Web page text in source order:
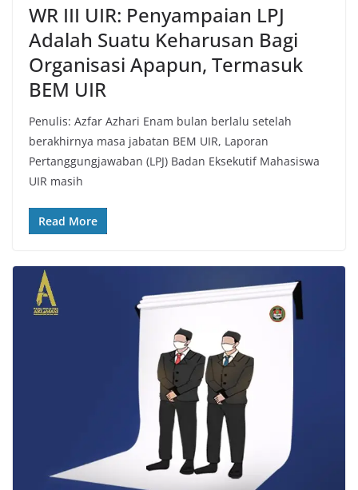
WR III UIR: Penyampaian LPJ
Adalah Suatu Keharusan Bagi
Organisasi Apapun, Termasuk
BEM UIR
Penulis: Azfar Azhari Enam bulan berlalu setelah
berakhirnya masa jabatan BEM UIR, Laporan
Pertanggungjawaban (LPJ) Badan Eksekutif Mahasiswa
UIR masih
Read More